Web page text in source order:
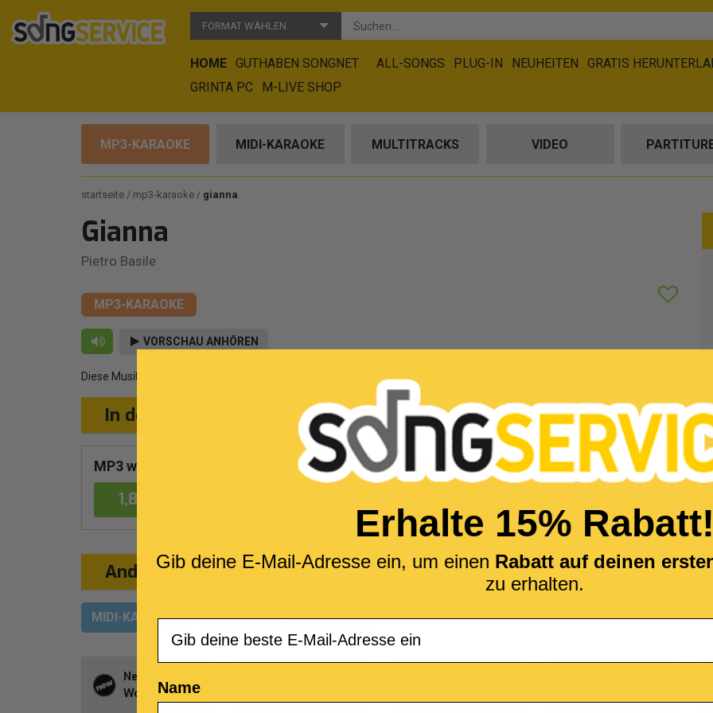
FORMAT WÄHLEN
HOME GUTHABEN SONGNET ALL-SONGS PLUG-IN NEUHEITEN
GRATIS
GRINTA PC
M-LIVE SHOP
MP3-KARAOKE MIDI-KARAOKE MULTITRACKS VIDEO
startseite mp3-karaoke gianna
Gianna
Pietro Basile
MP3-KARAOKE
VORSCHAU ANHÖREN
Diese Musikbase ist ein Cover des Songs Pietro Basile
In den Warenkorb
MP3 with lyrics
1,89 €
MP3 without lyrics
Andere Formate
MIDI-KARAOKE VIDEO MULTITRACKS
Neuheit der
Woche
Erhalte 15% Rabatt!
Gib deine E-Mail-Adresse ein, um einen Rabatt auf deinen
zu erhalten.
Name